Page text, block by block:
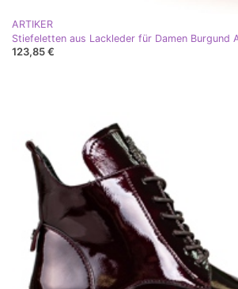
ARTIKER
Stiefeletten aus Lackleder für Damen Burgund
123,85 €